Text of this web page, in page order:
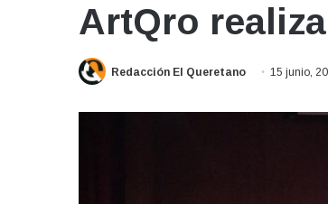
ArtQro
Redacción El Queretano 15 junio,